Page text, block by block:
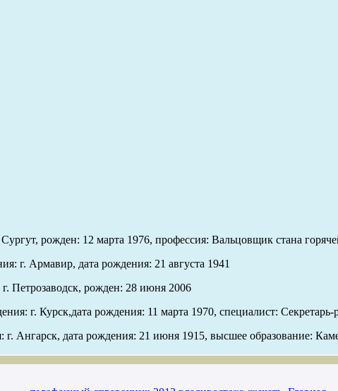
рожден: 12 марта 1976, профессия: Вальцовщик стана
г. Армавир, дата рождения: 21 августа 1941
Петрозаводск, рожден: 28 июня 2006
г. Курск,дата рождения: 11 марта 1970, специалист: Секретарь-
г. Ангарск, дата рождения: 21 июня 1915, высшее образование: